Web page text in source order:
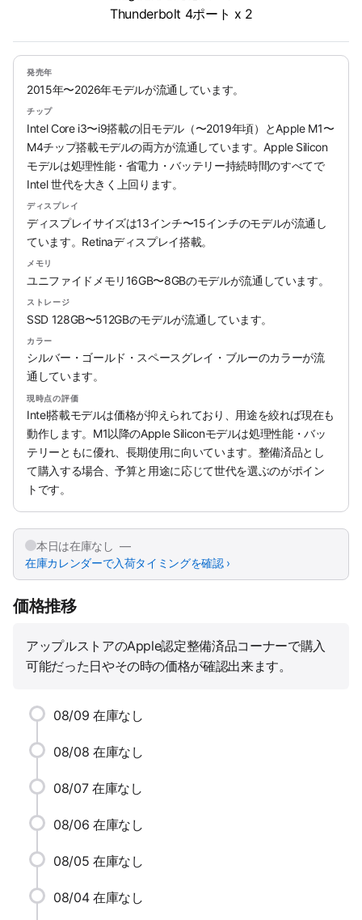
Thunderbolt 4ポート x 2
発売年
2015年〜2026年モデルが流通しています。
チップ
Intel Core i3〜i9搭載の旧モデル（〜2019年頃）とApple M1〜
M4チップ搭載モデルの両方が流通しています。Apple Silicon
モデルは処理性能・省電力・バッテリー持続時間のすべてで
Intel 世代を大きく上回ります。
ディスプレイ
ディスプレイサイズは13インチ〜15インチのモデルが流通し
ています。Retinaディスプレイ搭載。
メモリ
ユニファイドメモリ16GB〜8GBのモデルが流通しています。
ストレージ
SSD 128GB〜512GBのモデルが流通しています。
カラー
シルバー・ゴールド・スペースグレイ・ブルーのカラーが流
通しています。
現時点の評価
Intel搭載モデルは価格が抑えられており、用途を絞れば現在も
動作します。M1以降のApple Siliconモデルは処理性能・バッ
テリーともに優れ、長期使用に向いています。整備済品とし
て購入する場合、予算と用途に応じて世代を選ぶのがポイン
トです。
本日は在庫なし —
在庫カレンダーで入荷タイミングを確認 ›
価格推移
アップルストアのApple認定整備済品コーナーで購入
可能だった日やその時の価格が確認出来ます。
08/09 在庫なし
08/08 在庫なし
08/07 在庫なし
08/06 在庫なし
08/05 在庫なし
08/04 在庫なし